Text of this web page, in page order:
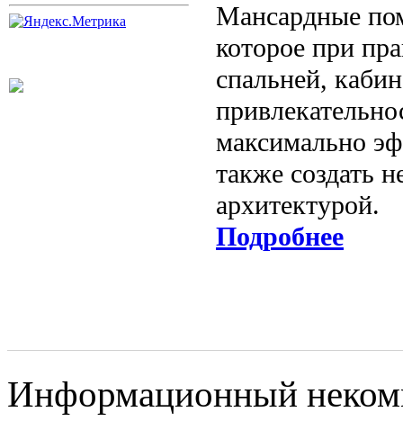
Мансардные
которое при
спальней,
максимально
также создать
архитектурой.
Подробнее
Информационный